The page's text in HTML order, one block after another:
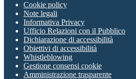
Cookie policy
Note legali
Informativa Privacy
Ufficio Relazioni con il Pubblico
Dichiarazione di accessibilità
Obiettivi di accessibilità
Whistleblowing
Gestione consensi cookie
Amministrazione trasparente